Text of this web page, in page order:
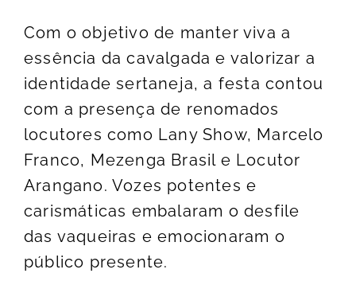
Com o objetivo de manter viva a
essência da cavalgada e valorizar a
identidade sertaneja, a festa contou
com a presença de renomados
locutores como Lany Show, Marcelo
Franco, Mezenga Brasil e Locutor
Arangano. Vozes potentes e
carismáticas embalaram o desfile
das vaqueiras e emocionaram o
público presente.